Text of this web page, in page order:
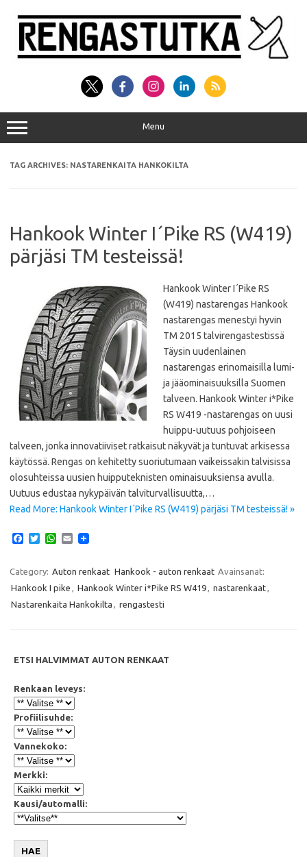
content
Menu
TAG ARCHIVES: NASTARENKAITA HANKOKILTA
Hankook Winter I´Pike RS (W419)
pärjäsi TM testeissä!
Hankook Winter I´Pike RS
(W419) nastarengas Hankook
nastarengas menestyi hyvin
TM 2015 talvirengastestissä
Täysin uudenlainen
nastarengas erinomaisilla lumi-
ja jääominaisuuksilla Suomen
talveen. Hankook Winter i*Pike
RS W419 -nastarengas on uusi
huippu-uutuus pohjoiseen
talveen, jonka innovatiiviset ratkaisut näkyvät ja tuntuvat arkisessa
käytössä. Rengas on kehitetty suoriutumaan vaikeissakin talvisissa
olosuhteissa uusien huipputeknisten ominaisuuksiensa avulla.
Uutuus edustaa nykypäivän talviturvallisuutta,…
Read More: Hankook Winter I´Pike RS (W419) pärjäsi TM testeissä! »
e
b
o
o
T
t
t
e
r
W
t
s
A
p
E
i
Category: Auton renkaat Hankook - auton renkaat Avainsanat:
Hankook I pike
Hankook Winter i*Pike RS W419 nastarenkaat
Nastarenkaita Hankokilta
rengastesti
ETSI HALVIMMAT AUTON RENKAAT
Renkaan leveys:
Profiilisuhde:
Vannekoko:
Merkki:
Kausi/automalli:
HAE